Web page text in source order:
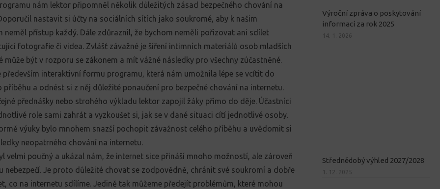
nám lektor připomněl několik důležitých zásad bezpečného chování na
nastavit si účty na sociálních sítích jako soukromé, aby k našim
neměl přístup každý. Dále zdůraznil, že bychom neměli pořizovat ani sdílet
fotografie či videa. Zvlášť závažné je šíření intimních materiálů osob mladších
může být v rozporu se zákonem a mít vážné následky pro všechny zúčastněné.
především interaktivní formu programu, která nám umožnila lépe se vcítit do
příběhu a odnést si z něj důležité ponaučení pro bezpečné chování na internetu.
přednášky nebo strohého výkladu lektor zapojil žáky přímo do děje. Účastníci
role sami zahrát a vyzkoušet si, jak se v dané situaci cítí jednotlivé osoby.
výuky bylo mnohem snazší pochopit závažnost celého příběhu a uvědomit si
neopatrného chování na internetu.
velmi poučný a ukázal nám, že internet sice přináší mnoho možností, ale zároveň
nebezpečí. Je proto důležité chovat se zodpovědně, chránit své soukromí a dobře
co na internetu sdílíme. Jedině tak můžeme předejít problémům, které mohou
Výroční zpráva o poskytování
informací za rok 2025
14. 1. 2026
Střednědobý výhled 2027/2028
1. 12. 2025